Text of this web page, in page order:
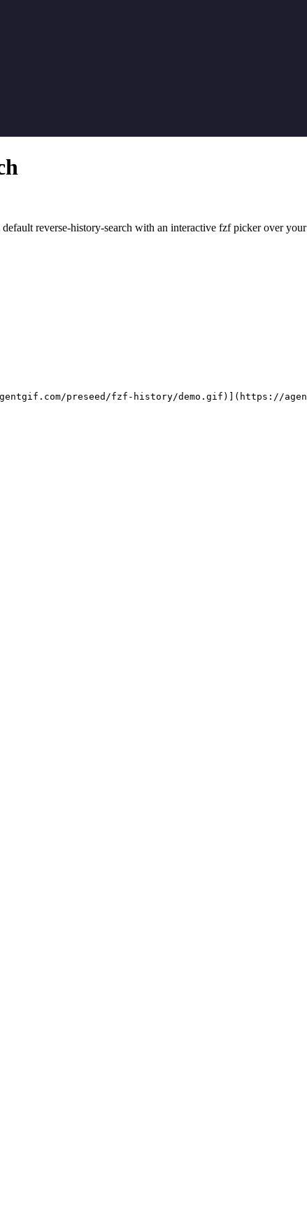
reverse-history-search with an interactive fzf picker over
preseed/fzf-history/demo.gif)](https://